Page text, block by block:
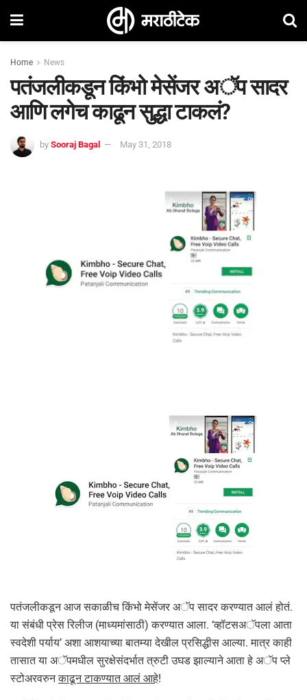
Home News
पतंजलीकडून किंभो मेसेंजर अॅप सादर
आणि लगेच काढून सुद्धा टाकलं?
by Sooraj Bagal May 31, 2018
पतंजलीकडून आज सकाळीच किंभो मेसेंजर अॅप सादर करण्यात आलं होतं.
या संबंधी प्रेस रिलीज (माध्यमांसाठी) करण्यात आला. ‘व्हॉटसअॅपला आता
स्वदेशी पर्याय’ अशा आशयाच्या बातम्या देखील प्रसिद्धीस आल्या. मात्र काही
तासात या अॅपमधील सुरक्षेसंदर्भात त्रुटी उघड झाल्याने आता हे अॅप प्ले
स्टोअरवरुनकाढून टाकण्यात आलं आहे!